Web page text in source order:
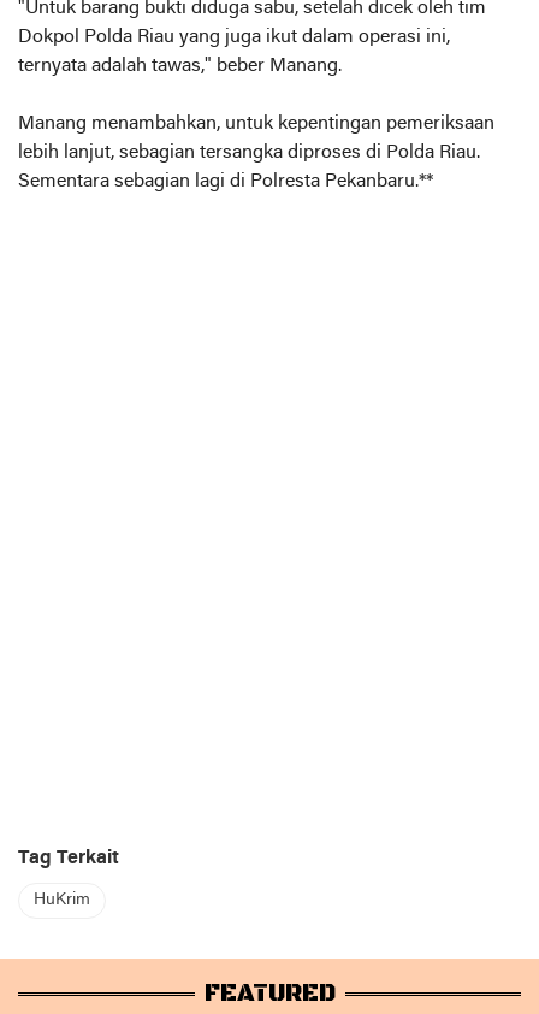
"Untuk barang bukti diduga sabu, setelah dicek oleh tim
Dokpol Polda Riau yang juga ikut dalam operasi ini,
ternyata adalah tawas," beber Manang.
Manang menambahkan, untuk kepentingan pemeriksaan
lebih lanjut, sebagian tersangka diproses di Polda Riau.
Sementara sebagian lagi di Polresta Pekanbaru.**
Tag Terkait
HuKrim
FEATURED